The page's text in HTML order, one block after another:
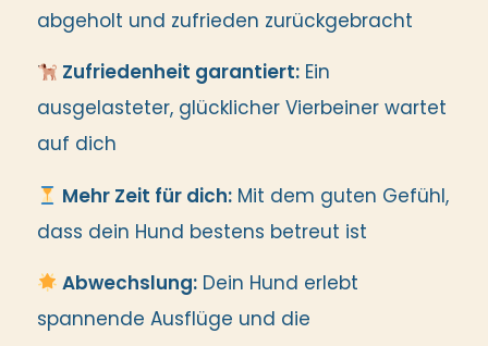
abgeholt und zufrieden zurückgebracht
Zufriedenheit garantiert: Ein
ausgelasteter, glücklicher Vierbeiner wartet
auf dich
Mehr Zeit für dich: Mit dem guten Gefühl,
dass dein Hund bestens betreut ist
Abwechslung: Dein Hund erlebt
spannende Ausflüge und die